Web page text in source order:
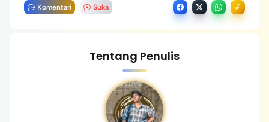
Komentari Suka
Tentang Penulis